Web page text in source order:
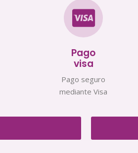
Pago
visa
Pago seguro
mediante Visa